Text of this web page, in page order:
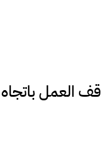
العمل باتجاه